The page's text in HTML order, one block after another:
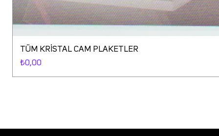
TÜM KRİSTAL CAM PLAKETLER
Fiyat
₺0,00